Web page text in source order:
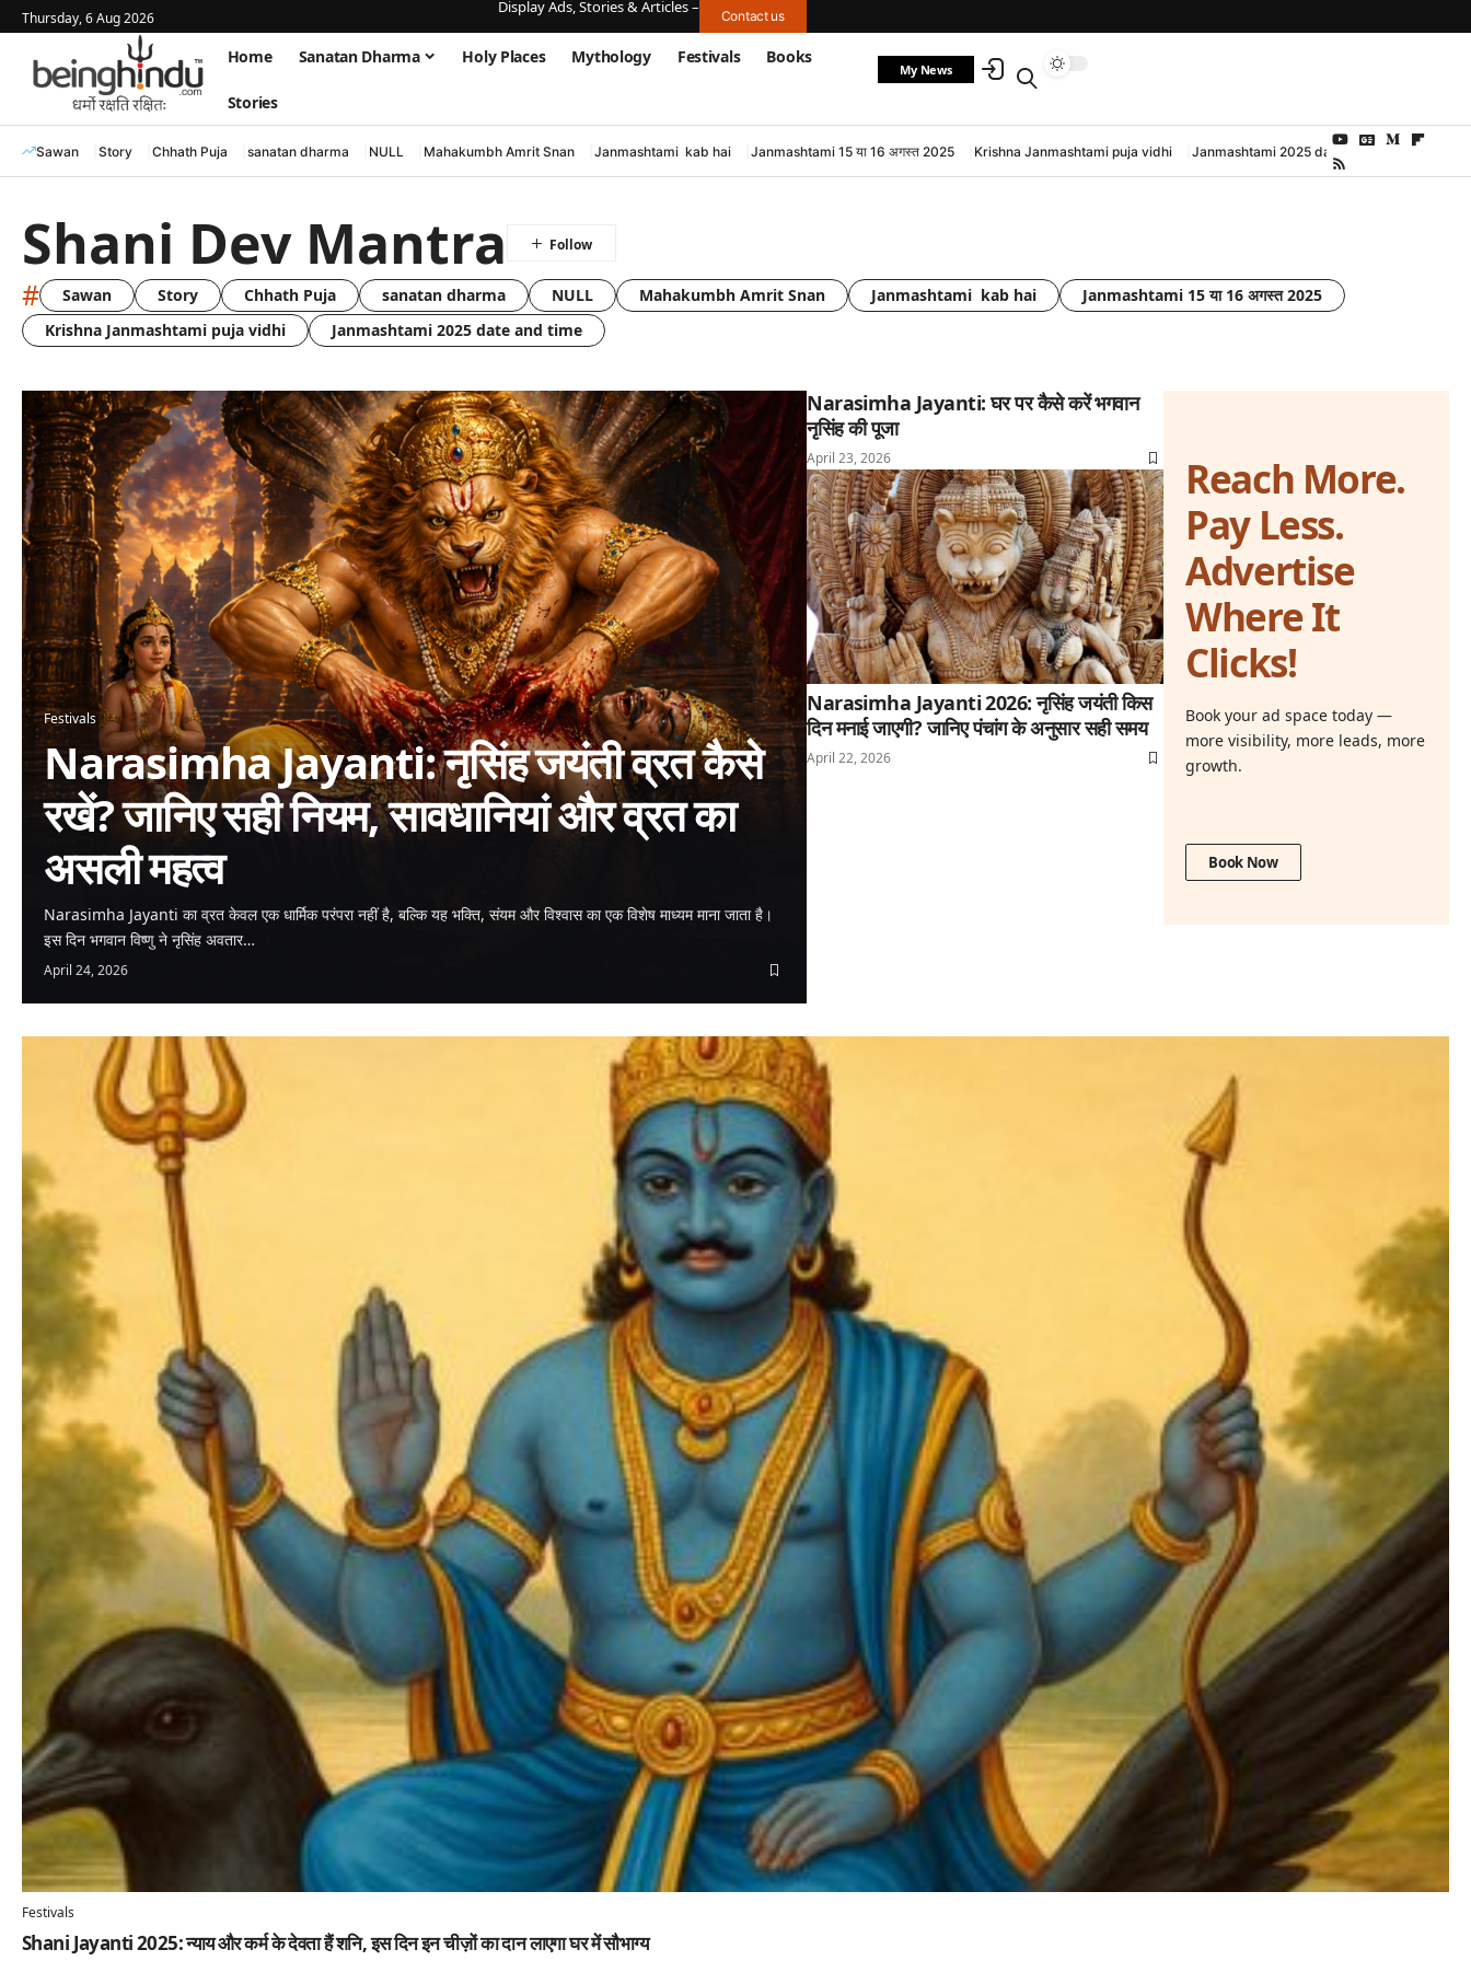
Thursday, 6 Aug 2026
Display Ads, Stories & Articles – Contact us
Home Sanatan Dharma Holy Places Mythology Festivals Books
Stories
My News
Sawan Story Chhath Puja sanatan dharma NULL Mahakumbh Amrit Snan Janmashtami kab hai Janmashtami 15 या 16 अगस्त 2025 Krishna Janmashtami puja vidhi Janmashtami 2025 date and time
Shani Dev Mantra
# Sawan Story Chhath Puja sanatan dharma NULL Mahakumbh Amrit Snan Janmashtami kab hai
Janmashtami 15 या 16 अगस्त 2025
Krishna Janmashtami puja vidhi
Janmashtami 2025 date and time
Festivals
Narasimha Jayanti: नृसिंह जयंती व्रत कैसे
रखें? जानिए सही नियम, सावधानियां और व्रत का
असली महत्व
Narasimha Jayanti का व्रत केवल एक धार्मिक परंपरा नहीं है, बल्कि यह भक्ति, संयम और विश्वास का एक विशेष माध्यम माना जाता है।
इस दिन भगवान विष्णु ने नृसिंह अवतार…
April 24, 2026
Narasimha Jayanti: घर पर कैसे करें भगवान
नृसिंह की पूजा
April 23, 2026
Narasimha Jayanti 2026: नृसिंह जयंती किस
दिन मनाई जाएगी? जानिए पंचांग के अनुसार सही समय
April 22, 2026
Reach More.
Pay Less.
Advertise
Where It
Clicks!
Book your ad space today —
more visibility, more leads, more
growth.
Book Now
Festivals
Shani Jayanti 2025: न्याय और कर्म के देवता हैं शनि, इस दिन इन चीज़ों का दान लाएगा घर में सौभाग्य